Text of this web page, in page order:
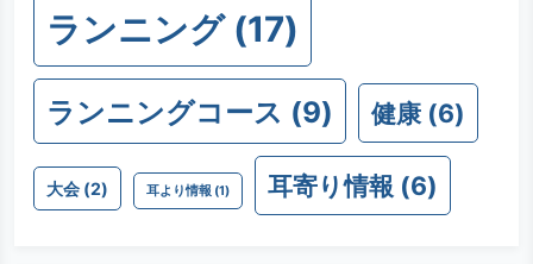
ランニング(17)
ランニングコース (9) 健康(6)
大会(2) 耳より情報 (1) 耳寄り情報 (6)